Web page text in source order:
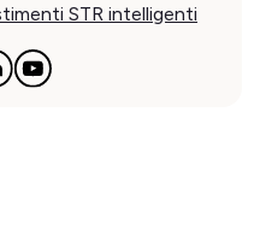
STR intelligenti